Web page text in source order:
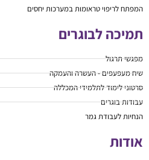
המפתח לריפוי טראומות במערכות יחסים
תמיכה לבוגרים
מפגשי תרגול
שיח מעפעפים - העשרה והעמקה
סרטוני לימוד לתלמידי המכללה
עבודות בוגרים
הנחיות לעבודת גמר
אודות